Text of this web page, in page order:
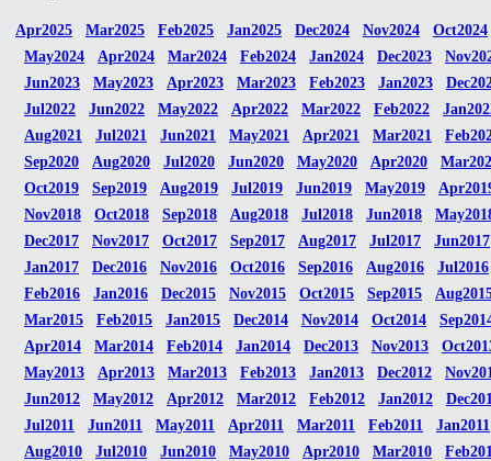
Apr2025 Mar2025 Feb2025 Jan2025 Dec2024 Nov2024
Oct2024
May2024
Apr2024 Mar2024 Feb2024 Jan2024 Dec2023
Jun2023
May2023 Apr2023 Mar2023 Feb2023 Jan2023
Jul2022
Jun2022 May2022 Apr2022 Mar2022 Feb2022
Aug2021
Jul2021 Jun2021 May2021 Apr2021 Mar2021
Sep2020
Aug2020 Jul2020 Jun2020 May2020 Apr2020
Oct2019
Sep2019 Aug2019 Jul2019 Jun2019 May2019
Nov2018
Oct2018 Sep2018 Aug2018 Jul2018 Jun2018
Dec2017
Nov2017 Oct2017 Sep2017 Aug2017 Jul2017
Jun2017
Jan2017
Dec2016 Nov2016 Oct2016 Sep2016 Aug2016
Jul2016
Feb2016
Jan2016 Dec2015 Nov2015 Oct2015 Sep2015
Mar2015
Feb2015 Jan2015 Dec2014 Nov2014 Oct2014
Apr2014
Mar2014 Feb2014 Jan2014 Dec2013 Nov2013
May2013
Apr2013 Mar2013 Feb2013 Jan2013 Dec2012
Jun2012
May2012 Apr2012 Mar2012 Feb2012 Jan2012
Jul2011
Jun2011 May2011 Apr2011 Mar2011 Feb2011
Jan2011
Aug2010
Jul2010 Jun2010 May2010 Apr2010 Mar2010